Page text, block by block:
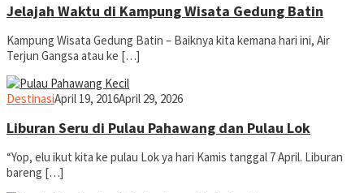
Jelajah Waktu di Kampung Wisata Gedung Batin
Kampung Wisata Gedung Batin – Baiknya kita kemana hari ini, Air
Terjun Gangsa atau ke […]
Destinasiyopiefranz
April 19, 2016April 29, 2026
Liburan Seru di Pulau Pahawang dan Pulau Lok
“Yop, elu ikut kita ke pulau Lok ya hari Kamis tanggal 7 April. Liburan
bareng […]